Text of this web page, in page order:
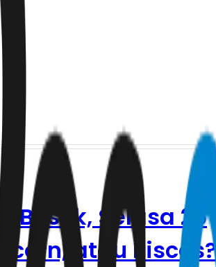
Besok, Selasa 26
atau Pisces?